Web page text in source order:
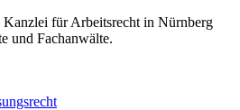
für Arbeitsrecht in Nürnberg
und Fachanwälte.